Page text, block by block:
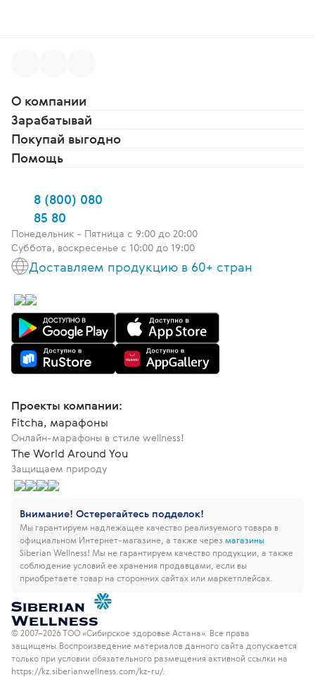
О компании
Зарабатывай
Покупай выгодно
Помощь
8 (800) 080
85 80
Понедельник - Пятница c 9:00 до 20:00
Суббота, воскресенье с 10:00 до 19:00
Доставляем продукцию в 60+ стран
Проекты компании:
Fitcha, марафоны
Онлайн-марафоны в стиле wellness!
The World Around You
Защищаем природу
Внимание! Остерегайтесь подделок!
Мы гарантируем надлежащее качество реализуемого товара в
официальном Интернет-магазине, а также через магазины
Siberian Wellness! Мы не гарантируем качество продукции, а также
соблюдение условий ее хранения продавцами, если вы
приобретаете товар на сторонних сайтах или маркетплейсах.
© 2007–2026 ТОО «Сибирское здоровье Астана». Все права
защищены. Воспроизведение материалов данного сайта допускается
только при условии обязательного размещения активной ссылки на
https://kz.siberianwellness.com/kz-ru/.